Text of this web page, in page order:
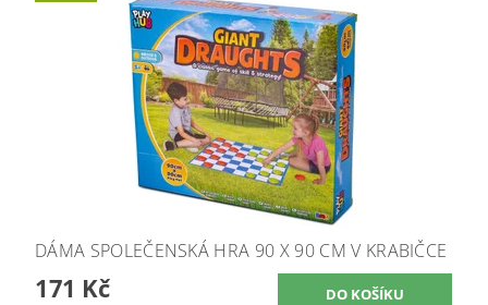
DÁMA SPOLEČENSKÁ HRA 90 X 90 CM V KRABIČCE
171 Kč